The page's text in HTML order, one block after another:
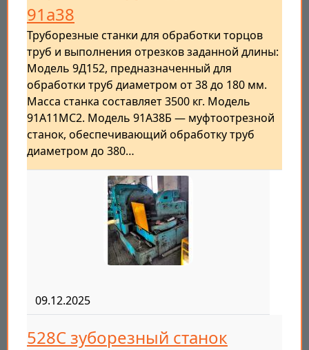
91а38
Труборезные станки для обработки торцов
труб и выполнения отрезков заданной длины:
Модель 9Д152, предназначенный для
обработки труб диаметром от 38 до 180 мм.
Масса станка составляет 3500 кг. Модель
91А11МС2. Модель 91А38Б — муфтоотрезной
станок, обеспечивающий обработку труб
диаметром до 380…
09.12.2025
528С зуборезный станок